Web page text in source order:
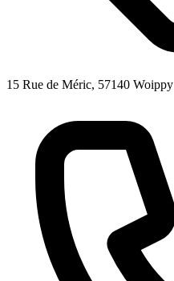
15 Rue de Méric, 57140 Woippy